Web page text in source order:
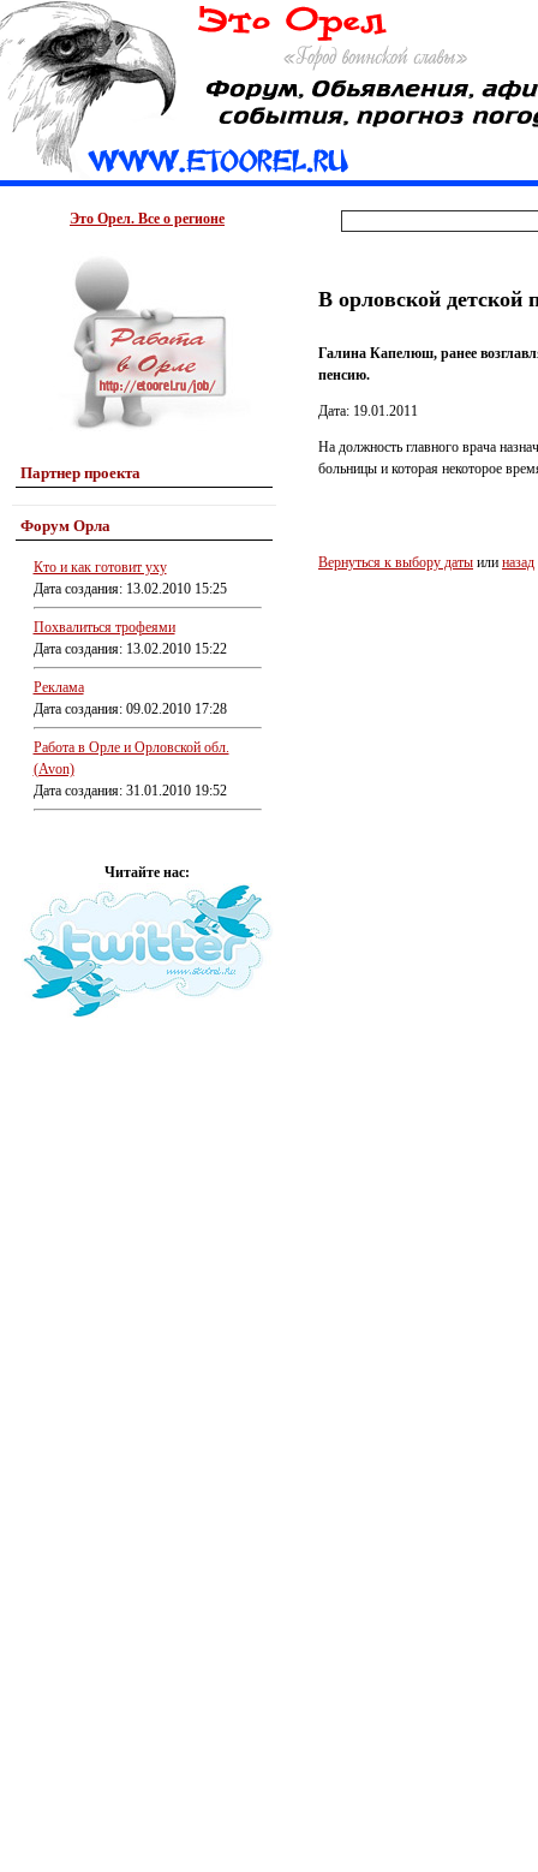
Это Орел. Все о регионе
Партнер проекта
Форум Орла
Кто и как готовит уху
Дата создания: 13.02.2010 15:25
Похвалиться трофеями
Дата создания: 13.02.2010 15:22
Реклама
Дата создания: 09.02.2010 17:28
Работа в Орле и Орловской обл.
(Avon)
Дата создания: 31.01.2010 19:52
Читайте нас:
В орловской
Галина Капелюш, ранее
пенсию.
Дата: 19.01.2011
На должность главного врача
больницы и которая некоторое
Вернуться к выбору даты или назад